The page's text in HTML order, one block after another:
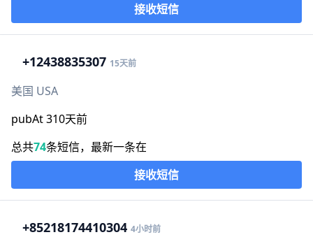
接收短信
+12438835307 15天前
美国 USA
pubAt 310天前
总共74条短信，最新一条在
接收短信
+85218174410304 4小时前